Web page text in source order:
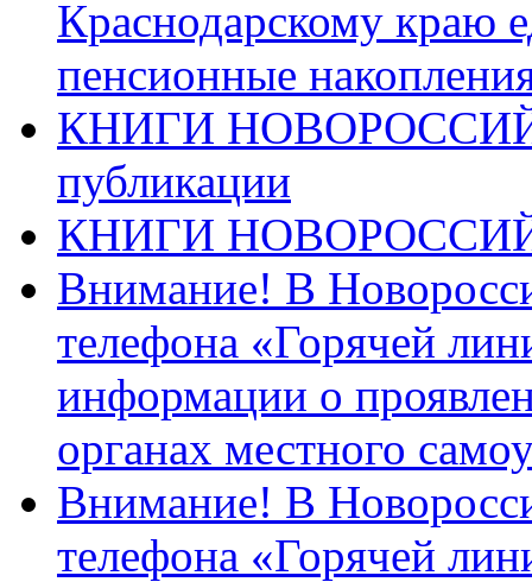
Краснодарскому краю
пенсионные
КНИГИ
публикации
КНИГИ
Внимание! В
телефона «Горячей
информации о
органах местного
Внимание! В
телефона «Горячей